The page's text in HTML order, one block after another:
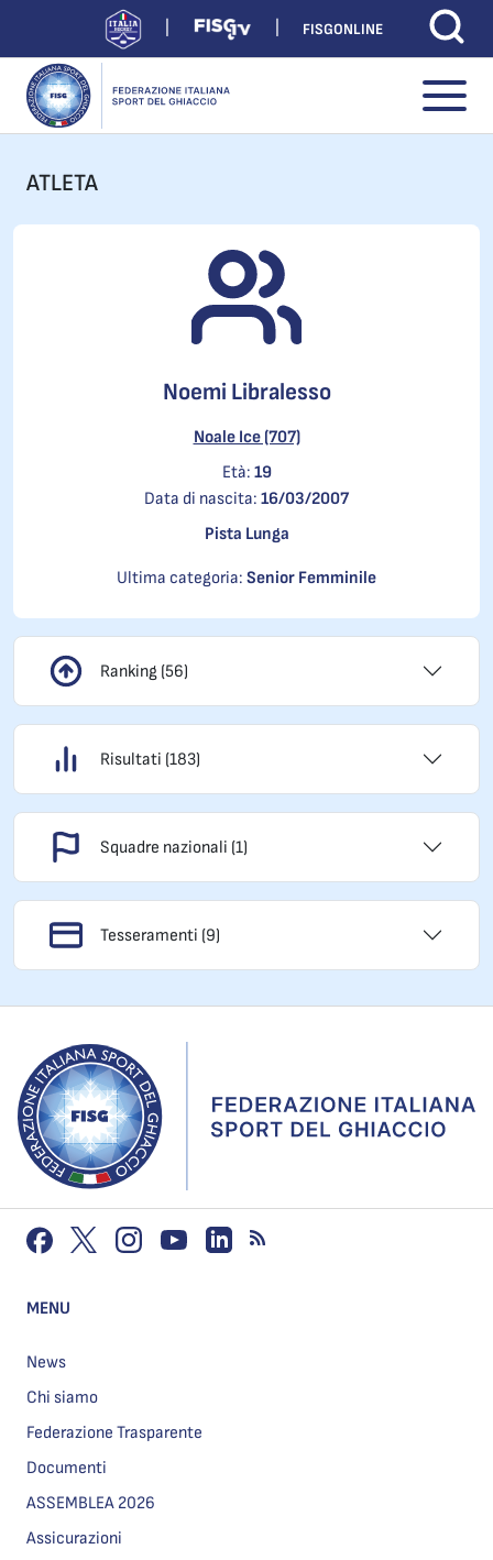
FISGONLINE
ATLETA
Noemi Libralesso
Noale Ice (707)
Età: 19
Data di nascita: 16/03/2007
Pista Lunga
Ultima categoria: Senior Femminile
Ranking (56)
Risultati (183)
Squadre nazionali (1)
Tesseramenti (9)
MENU
News
Chi siamo
Federazione Trasparente
Documenti
ASSEMBLEA 2026
Assicurazioni